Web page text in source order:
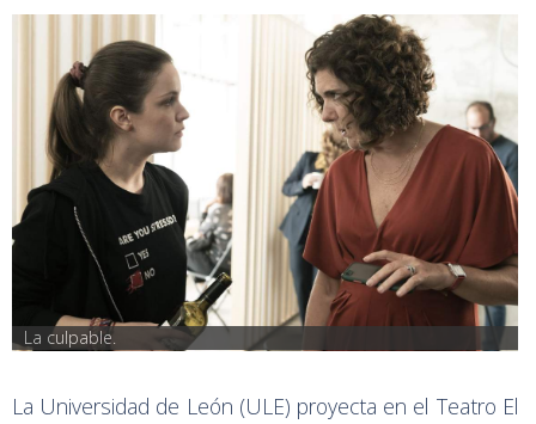
La culpable.
La Universidad de León (ULE) proyecta en el Teatro El